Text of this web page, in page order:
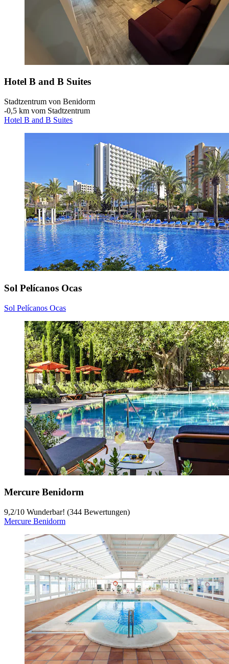
Hotel B and B Suites
Stadtzentrum von Benidorm
‐0,5 km vom Stadtzentrum
Hotel B and B Suites
Sol Pelícanos Ocas
Sol Pelícanos Ocas
Mercure Benidorm
9,2/10 Wunderbar! (344 Bewertungen)
Mercure Benidorm